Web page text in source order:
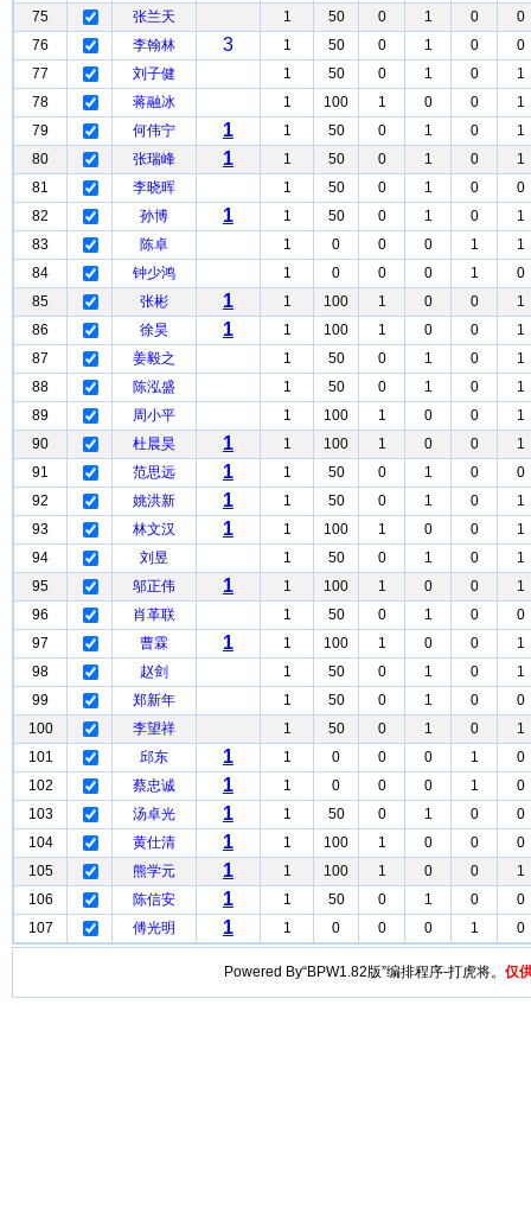
75
张兰天 1 50 0 1 0
0
76
李翰林 3 1 50 0 1 0
0
77
刘子健 1 50 0 1 0
1
78
蒋融冰 1 100 1 0 0
1
79
何伟宁 1 1 50 0 1 0
1
80
张瑞峰 1 1 50 0 1 0
1
81
李晓晖 1 50 0 1 0
0
82
孙博 1 1 50 0 1 0
1
83
陈卓 1 0 0 0 1
1
84
钟少鸿 1 0 0 0 1
0
85
张彬 1 1 100 1 0 0
1
86
徐昊 1 1 100 1 0 0
1
87
姜毅之 1 50 0 1 0
1
88
陈泓盛 1 50 0 1 0
1
89
周小平 1 100 1 0 0
1
90
杜晨昊 1 1 100 1 0 0
1
91
范思远 1 1 50 0 1 0
0
92
姚洪新 1 1 50 0 1 0
1
93
林文汉 1 1 100 1 0 0
1
94
刘昱 1 50 0 1 0
1
95
邬正伟 1 1 100 1 0 0
1
96
肖革联 1 50 0 1 0
0
97
曹霖 1 1 100 1 0 0
1
98
赵剑 1 50 0 1 0
1
99
郑新年 1 50 0 1 0
0
100
李望祥 1 50 0 1 0
1
101
邱东 1 1 0 0 0 1
0
102
蔡忠诚 1 1 0 0 0 1
0
103
汤卓光 1 1 50 0 1 0
0
104
黄仕清 1 1 100 1 0 0
0
105
熊学元 1 1 100 1 0 0
1
106
陈信安 1 1 50 0 1 0
0
107
傅光明 1 1 0 0 0 1 0
Powered By“BPW1.82版”编排程序-打虎将。 仅